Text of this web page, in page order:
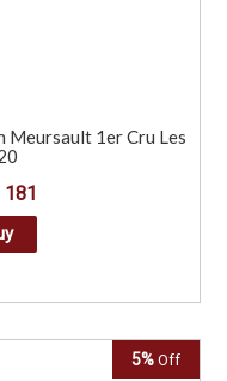
Meursault 1er Cru Les
181
5% Off